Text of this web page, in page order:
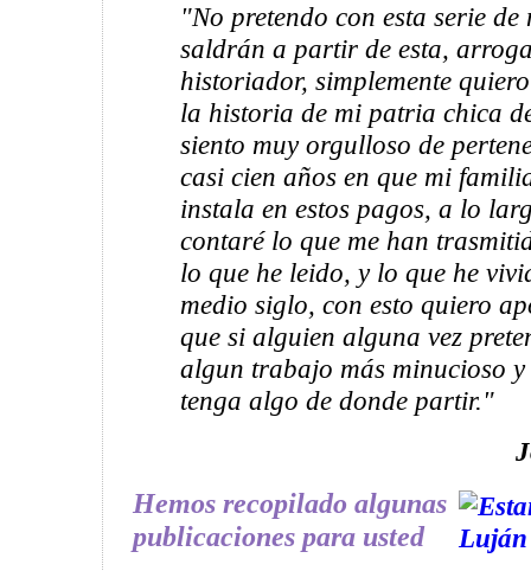
"No pretendo con esta serie de
saldrán a partir de esta,
historiador, simplemente
la historia de mi patria chica
siento muy orgulloso de
casi cien años en que mi
instala en estos pagos, a lo
contaré lo que me han
lo que he leido, y lo que he
medio siglo, con esto quiero
que si alguien alguna vez
algun trabajo más minucioso
tenga algo de donde partir."
Hemos recopilado algunas
publicaciones para usted